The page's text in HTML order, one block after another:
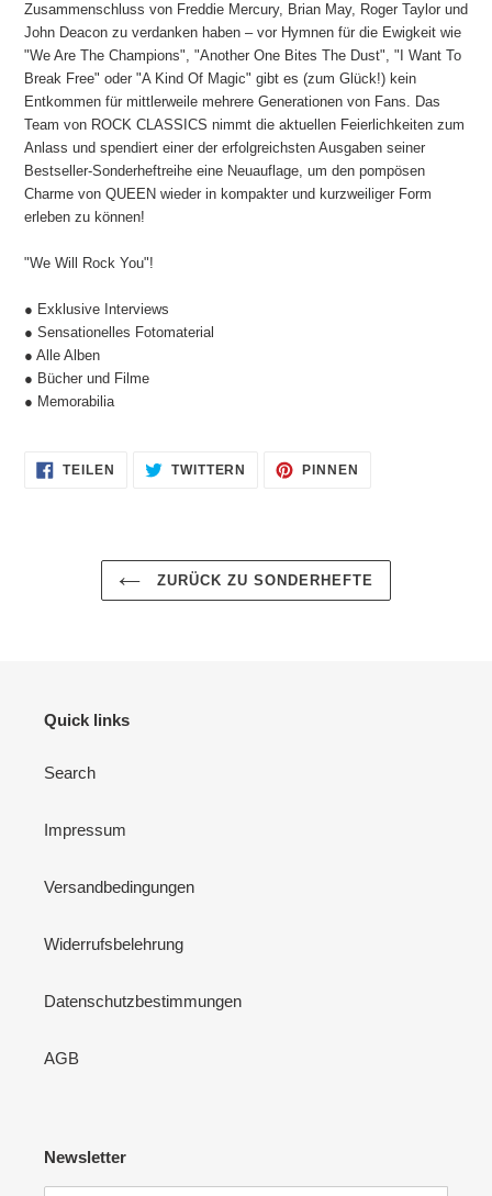
Zusammenschluss von Freddie Mercury, Brian May, Roger Taylor und
John Deacon zu verdanken haben – vor Hymnen für die Ewigkeit wie
"We Are The Champions", "Another One Bites The Dust", "I Want To
Break Free" oder "A Kind Of Magic" gibt es (zum Glück!) kein
Entkommen für mittlerweile mehrere Generationen von Fans. Das
Team von ROCK CLASSICS nimmt die aktuellen Feierlichkeiten zum
Anlass und spendiert einer der erfolgreichsten Ausgaben seiner
Bestseller-Sonderheftreihe eine Neuauflage, um den pompösen
Charme von QUEEN wieder in kompakter und kurzweiliger Form
erleben zu können!
"We Will Rock You"!
● Exklusive Interviews
● Sensationelles Fotomaterial
● Alle Alben
● Bücher und Filme
● Memorabilia
TEILEN
FACEBOOK
TWITTERN
AUF
TWITTER
PINNEN
ZURÜCK ZU SONDERHEFTE
Quick links
Search
Impressum
Versandbedingungen
Widerrufsbelehrung
Datenschutzbestimmungen
AGB
Newsletter